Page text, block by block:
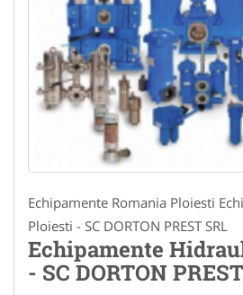
Echipamente Romania Ploiesti
Ploiesti - SC DORTON PREST SRL
Echipamente
- SC DORTON